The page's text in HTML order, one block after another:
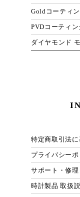
Goldコーティ
PVDコーティン
ダイヤモンド
特定商取引法
プライバシーポ
サポート・修理
時計製品 取扱